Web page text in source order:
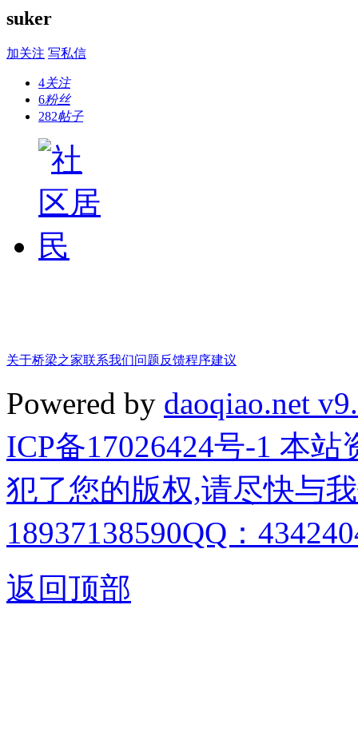
suker
加关注 写私信
4关注
6粉丝
282帖子
关于桥梁之家联系我们问题反馈程序建议
Powered by daoqiao.net
ICP备17026424号-1 本
犯了您的版权,请尽快与
18937138590QQ：
返回顶部